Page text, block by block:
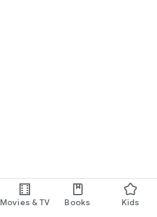
Movies & TV Books Kids